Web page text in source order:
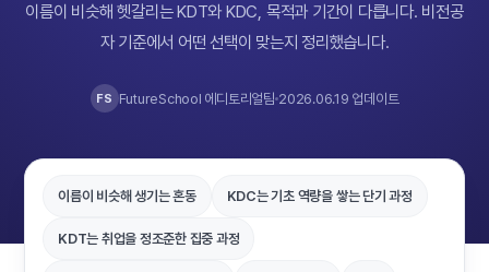
이름이 비슷해 헷갈리는 KDT와 KDC, 목적과 기간이 다릅니다. 비전공
자 기준에서 어떤 선택이 맞는지 정리했습니다.
FS FutureSchool 에디토리얼팀 2026.06.19 업데이트
이름이 비슷해 생기는 혼동 KDC는 기초 역량을 쌓는 단기 과정
KDT는 취업을 정조준한 집중 과정